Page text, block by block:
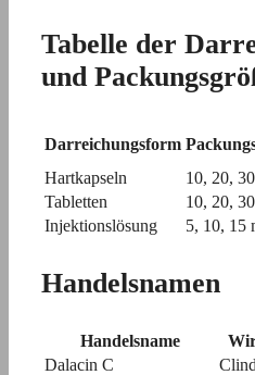
Tabelle der
und
Darreichungsform
Hartkapseln
10, 20,
Tabletten
10, 20,
Injektionslösung
5, 10, 15
Handelsnamen
Handelsname
Dalacin C